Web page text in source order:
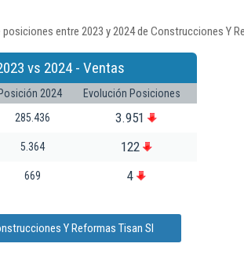
entre 2023 y 2024 de Construcciones Y
vs 2024 - Ventas
2024
Evolución Posiciones
285.436 3.951
5.364 122
669 4
Y Reformas Tisan Sl